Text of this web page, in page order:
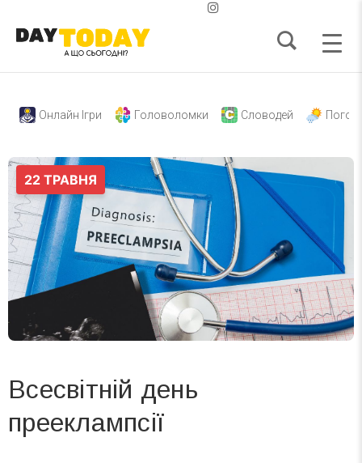
Онлайн Ігри Головоломки Словодей
Всесвітній день
прееклампсії